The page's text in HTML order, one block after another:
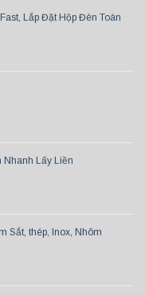
Lắp Đặt Hộp Đèn Toàn
Nhanh Lấy Liền
Sắt, thép, Inox, Nhôm